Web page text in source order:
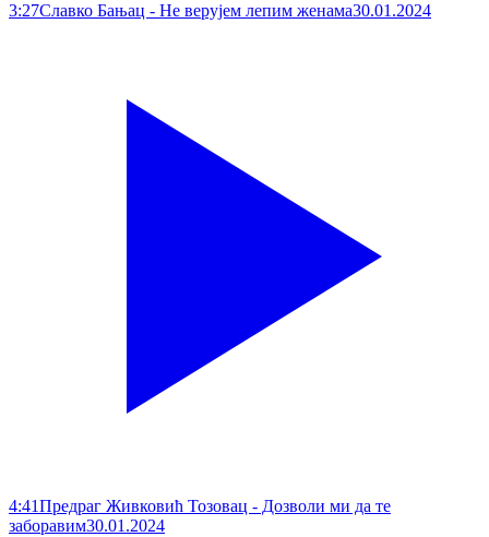
3:27Славко Бањац - Не верујем лепим женама30.01.2024
4:41Предраг Живковић Тозовац - Дозволи ми да те
заборавим30.01.2024